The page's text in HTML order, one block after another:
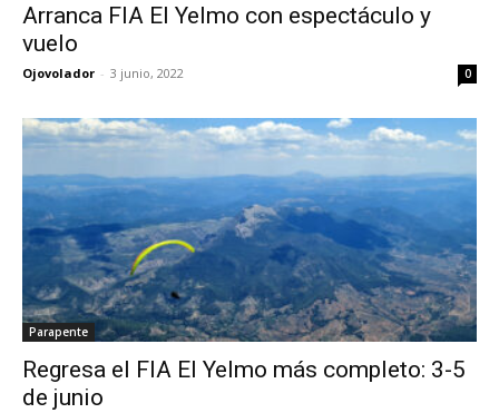
Arranca FIA El Yelmo con espectáculo y
vuelo
Ojovolador - 3 junio, 2022 0
Parapente
Regresa el FIA El Yelmo más completo: 3-5
de junio